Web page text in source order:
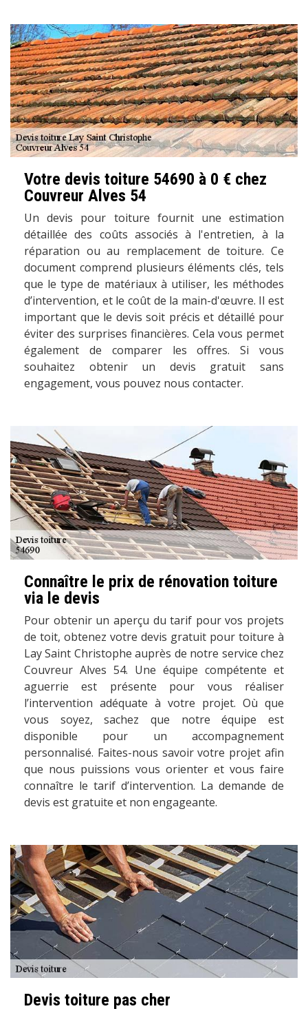
Votre devis toiture 54690 à 0 € chez
Couvreur Alves 54
Un devis pour toiture fournit une estimation
détaillée des coûts associés à l'entretien, à la
réparation ou au remplacement de toiture. Ce
document comprend plusieurs éléments clés, tels
que le type de matériaux à utiliser, les méthodes
d’intervention, et le coût de la main-d'œuvre. Il est
important que le devis soit précis et détaillé pour
éviter des surprises financières. Cela vous permet
également de comparer les offres. Si vous
souhaitez obtenir un devis gratuit sans
engagement, vous pouvez nous contacter.
Connaître le prix de rénovation toiture
via le devis
Pour obtenir un aperçu du tarif pour vos projets
de toit, obtenez votre devis gratuit pour toiture à
Lay Saint Christophe auprès de notre service chez
Couvreur Alves 54. Une équipe compétente et
aguerrie est présente pour vous réaliser
l’intervention adéquate à votre projet. Où que
vous soyez, sachez que notre équipe est
disponible pour un accompagnement
personnalisé. Faites-nous savoir votre projet afin
que nous puissions vous orienter et vous faire
connaître le tarif d’intervention. La demande de
devis est gratuite et non engageante.
Devis toiture pas cher